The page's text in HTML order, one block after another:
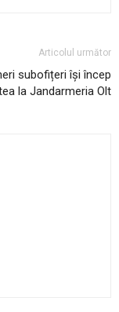
Articolul următor
subofițeri își încep
la Jandarmeria Olt